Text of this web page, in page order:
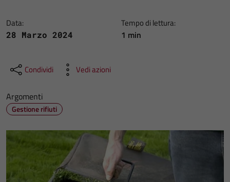
Data:
28 Marzo 2024
Tempo di lettura:
1 min
Condividi Vedi azioni
Argomenti
Gestione rifiuti